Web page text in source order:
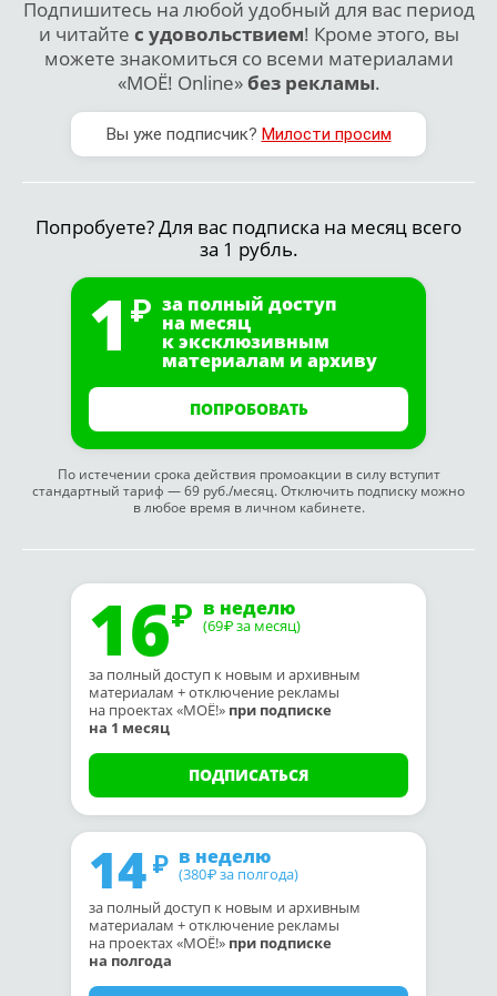
Подпишитесь на любой удобный для вас период
и читайте с удовольствием! Кроме этого, вы
можете знакомиться со всеми материалами
«МОЁ! Online»без рекламы.
Вы уже подписчик? Милости просим
Попробуете? Для вас подписка на месяц всего
за 1 рубль.
1 за полный доступ
на месяц
к эксклюзивным
материалам и архиву
ПОПРОБОВАТЬ
По истечении срока действия промоакции в силу вступит
стандартный тариф — 69 руб./месяц. Отключить подписку можно
в любое время в личном кабинете.
16 в неделю
(69₽ за месяц)
за полный доступ к новым и архивным
материалам + отключение рекламы
на проектах «МОЁ!» при подписке
на 1 месяц
ПОДПИСАТЬСЯ
14 в неделю
(380₽ за полгода)
за полный доступ к новым и архивным
материалам + отключение рекламы
на проектах «МОЁ!» при подписке
на полгода